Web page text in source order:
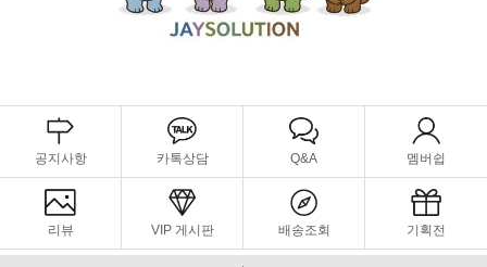
공지사항 카톡상담 Q&A 멤버쉽
리뷰 VIP 게시판 배송조회 기획전